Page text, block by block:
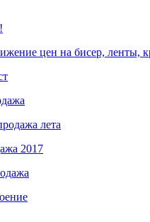
цен на бисер, ленты,
лета
2017